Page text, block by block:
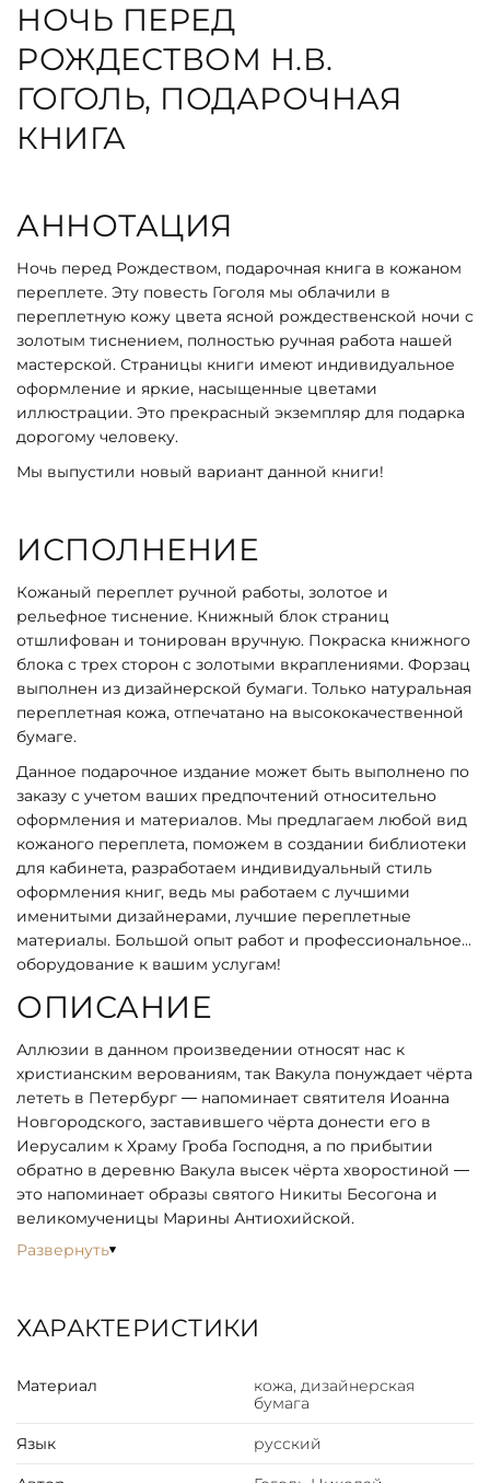
НОЧЬ ПЕРЕД
РОЖДЕСТВОМ Н.В.
ГОГОЛЬ, ПОДАРОЧНАЯ
КНИГА
АННОТАЦИЯ
Ночь перед Рождеством, подарочная книга в кожаном
переплете. Эту повесть Гоголя мы облачили в
переплетную кожу цвета ясной рождественской ночи с
золотым тиснением, полностью ручная работа нашей
мастерской. Страницы книги имеют индивидуальное
оформление и яркие, насыщенные цветами
иллюстрации. Это прекрасный экземпляр для подарка
дорогому человеку.
Мы выпустили новый вариант данной книги!
ИСПОЛНЕНИЕ
Кожаный переплет ручной работы, золотое и
рельефное тиснение. Книжный блок страниц
отшлифован и тонирован вручную. Покраска книжного
блока с трех сторон с золотыми вкраплениями. Форзац
выполнен из дизайнерской бумаги. Только натуральная
переплетная кожа, отпечатано на высококачественной
бумаге.
Данное подарочное издание может быть выполнено по
заказу с учетом ваших предпочтений относительно
оформления и материалов. Мы предлагаем любой вид
кожаного переплета, поможем в создании библиотеки
для кабинета, разработаем индивидуальный стиль
оформления книг, ведь мы работаем с лучшими
именитыми дизайнерами, лучшие переплетные
материалы. Большой опыт работ и профессиональное
оборудование к вашим услугам!
ОПИСАНИЕ
Аллюзии в данном произведении относят нас к
христианским верованиям, так Вакула понуждает чёрта
лететь в Петербург — напоминает святителя Иоанна
Новгородского, заставившего чёрта донести его в
Иерусалим к Храму Гроба Господня, а по прибытии
обратно в деревню Вакула высек чёрта хворостиной —
это напоминает образы святого Никиты Бесогона и
великомученицы Марины Антиохийской.
Развернуть
ХАРАКТЕРИСТИКИ
Материал
кожа, дизайнерская
бумага
Язык русский